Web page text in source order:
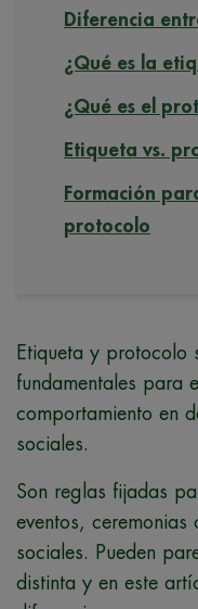
Diferencia
¿Qué es la
¿Qué es el
Etiqueta vs.
Formación
protocolo
Etiqueta y protocolo
fundamentales para
comportamiento en
sociales.
Son reglas fijadas
eventos, ceremonias
sociales. Pueden
distinta y en este